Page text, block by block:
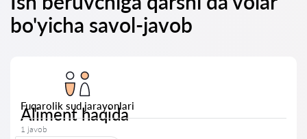
bo'yicha savol-javob
Fuqarolik sud jarayonlari
Aliment haqida
1 javob